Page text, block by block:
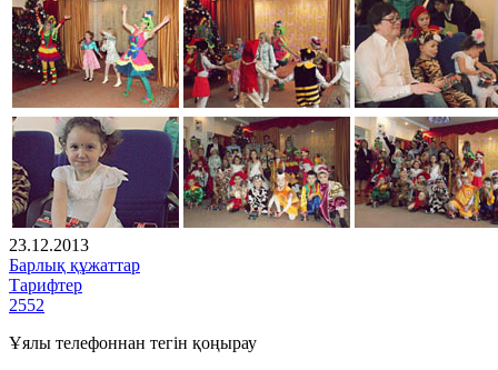
23.12.2013
Барлық құжаттар
Тарифтер
2552
Ұялы телефоннан тегін қоңырау